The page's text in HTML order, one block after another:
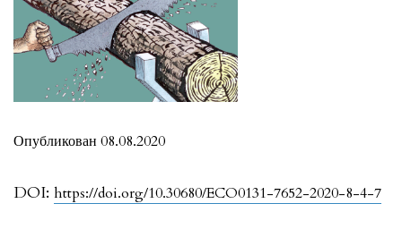
DOI: https://doi.org/10.30680/ECO0131-7652-2020-8-4-7
Опубликован 08.08.2020